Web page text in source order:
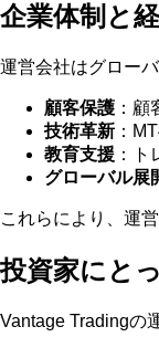
企業体制と
運営会社はグロー
顧客保護 ：
技術革新 ：
教育支援 ：
グローバル展
これらにより、運
投資家にと
Vantage Tradingの